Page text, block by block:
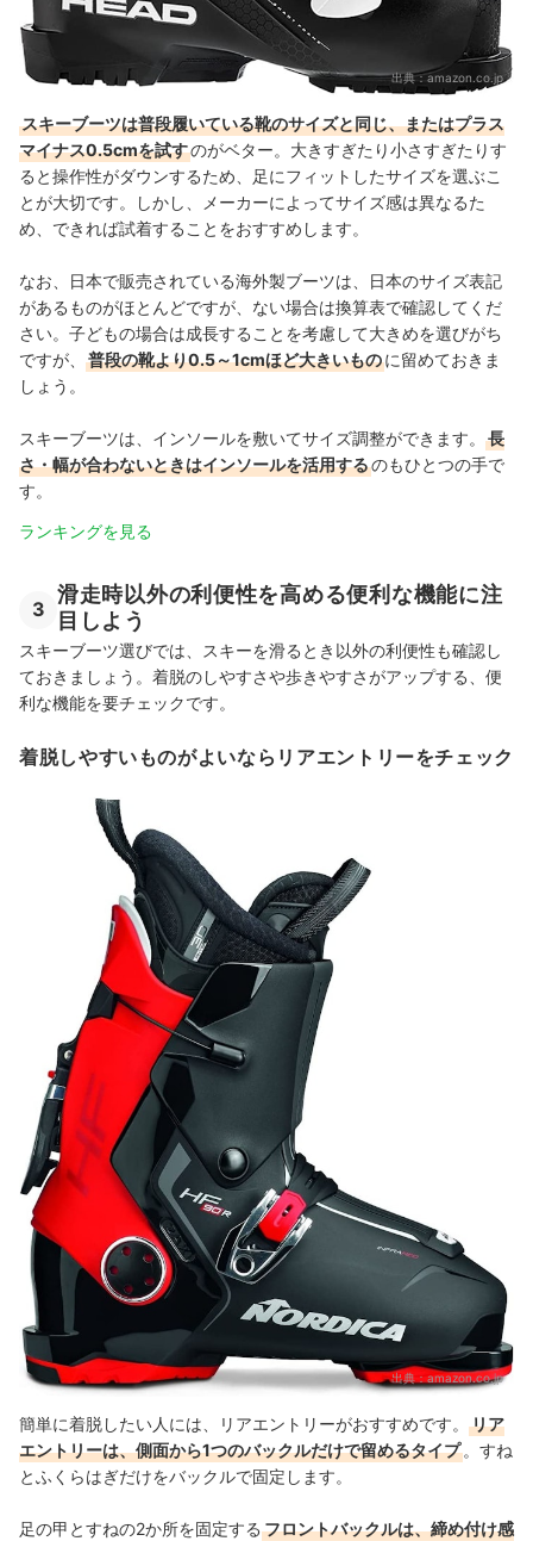
出典：amazon.co.jp
スキーブーツは普段履いている靴のサイズと同じ、またはプラス
マイナス0.5cmを試すのがベター。大きすぎたり小さすぎたりす
ると操作性がダウンするため、足にフィットしたサイズを選ぶこ
とが大切です。しかし、メーカーによってサイズ感は異なるた
め、できれば試着することをおすすめします。
なお、日本で販売されている海外製ブーツは、日本のサイズ表記
があるものがほとんどですが、ない場合は換算表で確認してくだ
さい。子どもの場合は成長することを考慮して大きめを選びがち
ですが、
普段の靴より0.5～1cmほど大きいものに留めておきま
しょう。
スキーブーツは、インソールを敷いてサイズ調整ができます。
長
さ・幅が合わないときはインソールを活用するのもひとつの手で
す。
ランキングを見る
3
滑走時以外の利便性を高める便利な機能に注
目しよう
スキーブーツ選びでは、スキーを滑るとき以外の利便性も確認し
ておきましょう。着脱のしやすさや歩きやすさがアップする、便
利な機能を要チェックです。
着脱しやすいものがよいならリアエントリーをチェック
出典： amazon.co.jp
簡単に着脱したい人には、リアエントリーがおすすめです。
リア
エントリーは、側面から1つのバックルだけで留めるタイプ 。すね
とふくらはぎだけをバックルで固定します。
足の甲とすねの2か所を固定する フロントバックルは、締め付け感